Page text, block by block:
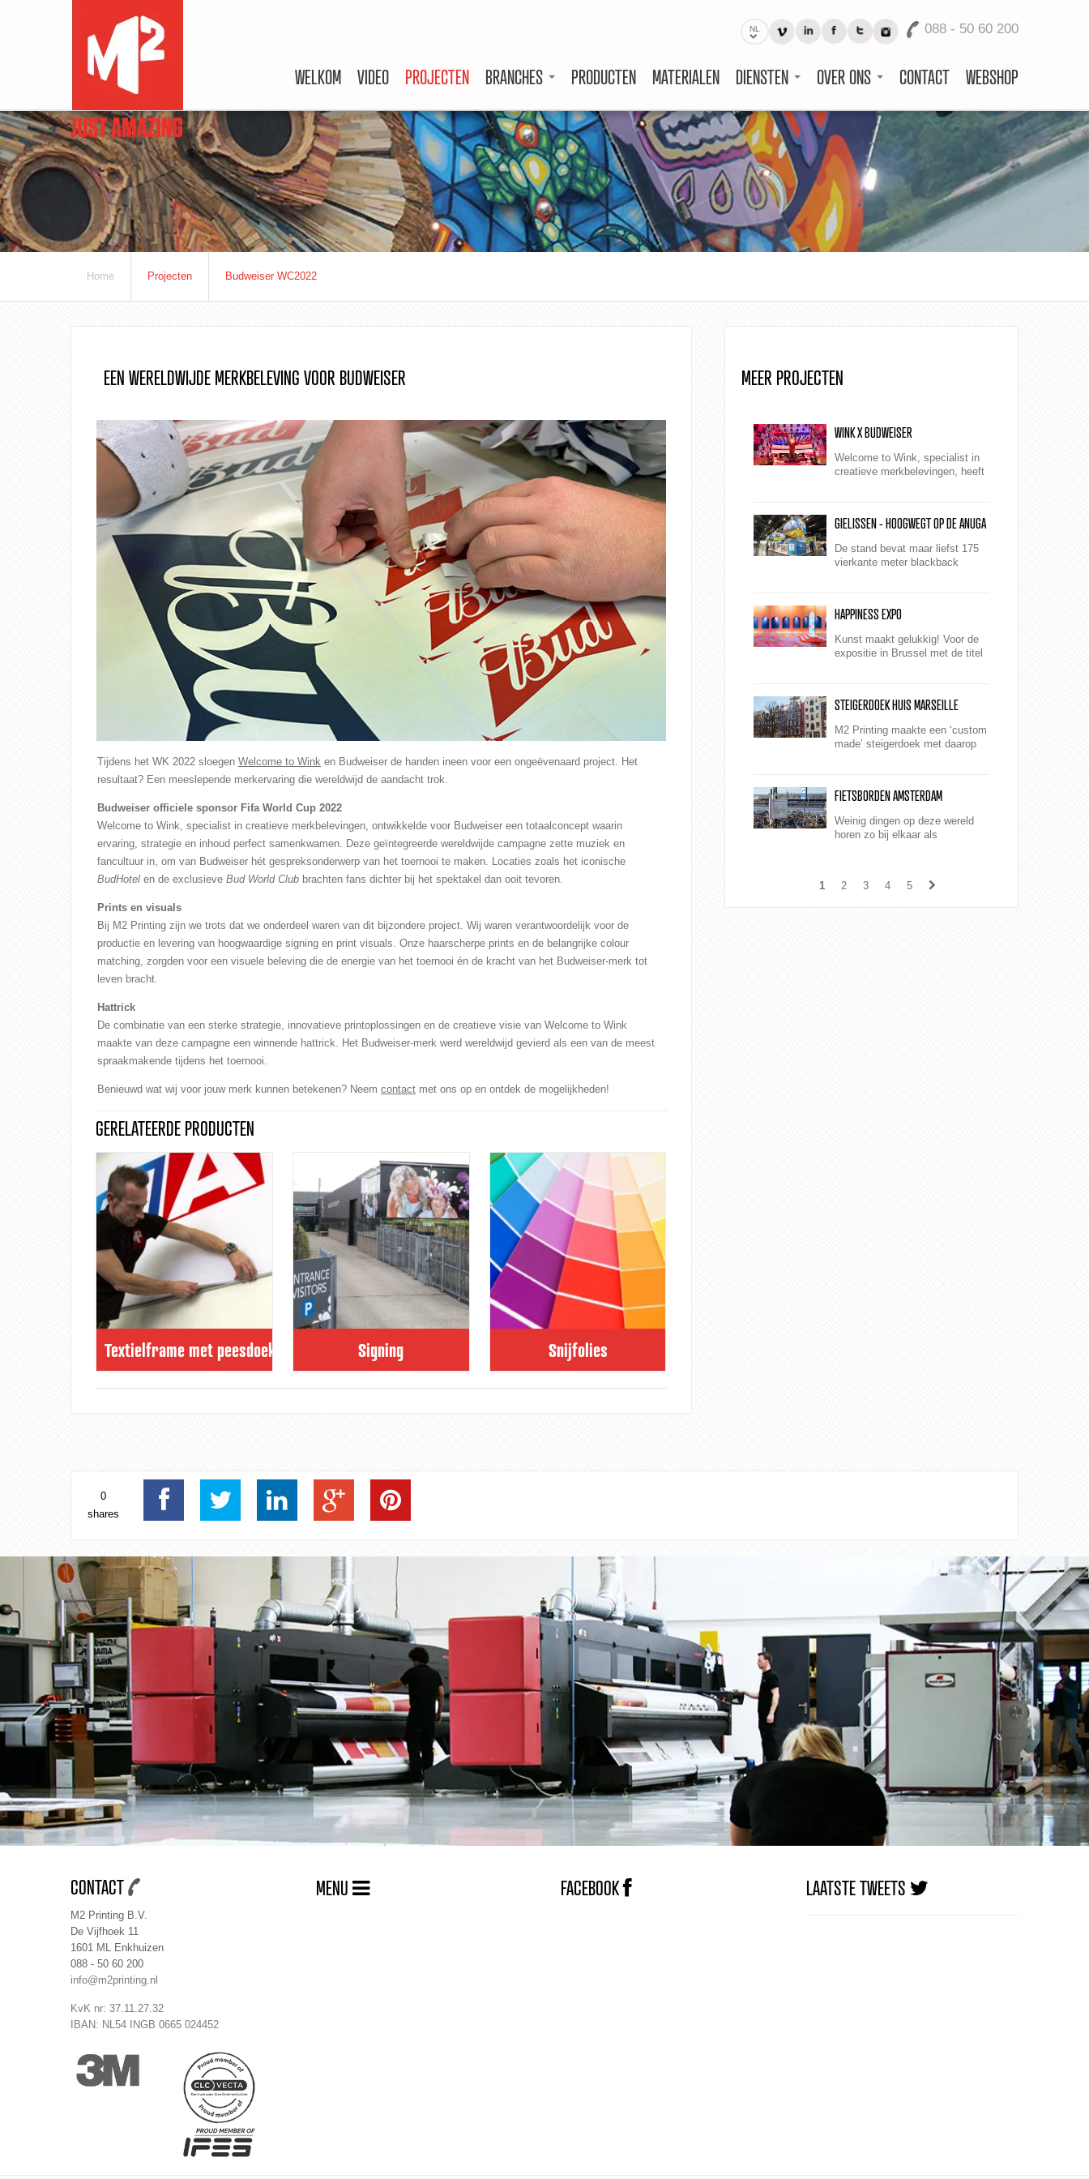
NL 088 - 50 60 200
WELKOM VIDEO PROJECTEN BRANCHES PRODUCTEN MATERIALEN DIENSTEN OVER ONS CONTACT WEBSHOP
Home Projecten Budweiser WC2022
EEN WERELDWIJDE MERKBELEVING VOOR BUDWEISER
Tijdens het WK 2022 sloegen Welcome to Wink en Budweiser de handen ineen voor een ongeëvenaard project. Het
resultaat? Een meeslepende merkervaring die wereldwijd de aandacht trok.
Budweiser officiele sponsor Fifa World Cup 2022
Welcome to Wink, specialist in creatieve merkbelevingen, ontwikkelde voor Budweiser een totaalconcept waarin
ervaring, strategie en inhoud perfect samenkwamen. Deze geïntegreerde wereldwijde campagne zette muziek en
fancultuur in, om van Budweiser hét gespreksonderwerp van het toernooi te maken. Locaties zoals het iconische
BudHotel en de exclusieve Bud World Club brachten fans dichter bij het spektakel dan ooit tevoren.
Prints en visuals
Bij M2 Printing zijn we trots dat we onderdeel waren van dit bijzondere project. Wij waren verantwoordelijk voor de
productie en levering van hoogwaardige signing en print visuals. Onze haarscherpe prints en de belangrijke colour
matching, zorgden voor een visuele beleving die de energie van het toernooi én de kracht van het Budweiser-merk tot
leven bracht.
Hattrick
De combinatie van een sterke strategie, innovatieve printoplossingen en de creatieve visie van Welcome to Wink
maakte van deze campagne een winnende hattrick. Het Budweiser-merk werd wereldwijd gevierd als een van de meest
spraakmakende tijdens het toernooi.
Benieuwd wat wij voor jouw merk kunnen betekenen? Neem contact met ons op en ontdek de mogelijkheden!
GERELATEERDE PRODUCTEN
Textielframe met peesdoek Signing Snijfolies
MEER PROJECTEN
WINK X BUDWEISER
Welcome to Wink, specialist in
creatieve merkbelevingen, heeft
hattrick v...
GIELISSEN - HOOGWEGT OP DE ANUGA
De stand bevat maar liefst 175
vierkante meter blackback
de bi...
HAPPINESS EXPO
Kunst maakt gelukkig! Voor de
expositie in Brussel met de titel
STEIGERDOEK HUIS MARSEILLE
M2 Printing maakte een ‘custom
made’ steigerdoek met daarop
FIETSBORDEN AMSTERDAM
Weinig dingen op deze wereld
horen zo bij elkaar als
1 2 3 4 5
0
shares
CONTACT
M2 Printing B.V.
De Vijfhoek 11
1601 ML Enkhuizen
088 - 50 60 200
info@m2printing.nl
KvK nr: 37.11.27.32
IBAN: NL54 INGB 0665 024452
MENU FACEBOOK LAATSTE TWEETS